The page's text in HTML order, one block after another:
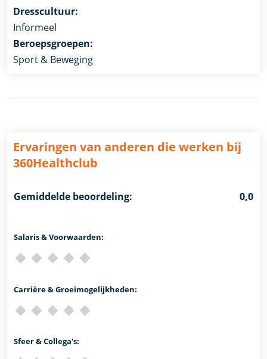
Dresscultuur:
Informeel
Beroepsgroepen:
Sport & Beweging
Ervaringen van anderen die werken bij
360Healthclub
Gemiddelde beoordeling: 0,0
Salaris & Voorwaarden:
Carrière & Groeimogelijkheden:
Sfeer & Collega's: